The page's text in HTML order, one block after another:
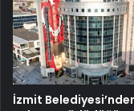
İzmit